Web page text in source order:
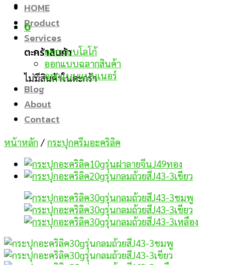
0
ตะกร้าสินค้า
ไม่มีสินค้าในตะกร้า
HOME
Product
Services
ออกแบบโลโก้
ออกแบบฉลากสินค้า
ออกแบบแบนเนอร์
Blog
About
Contact
หน้าหลัก / กระปุกครีมอะคริลิค